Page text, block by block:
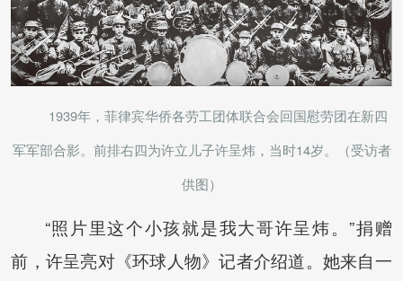
1939年，菲律宾华侨各劳工团体联合会回国慰劳团在新四
军军部合影。前排右四为许立儿子许呈炜，当时14岁。（受访者
供图）
“照片里这个小孩就是我大哥许呈炜。”捐赠
前，许呈亮对《环球人物》记者介绍道。她来自一